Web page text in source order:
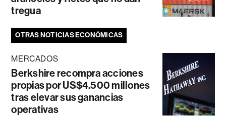
tregua
OTRAS NOTICIAS ECONÓMICAS
MERCADOS
Berkshire recompra acciones
propias por US$4.500 millones
tras elevar sus ganancias
operativas